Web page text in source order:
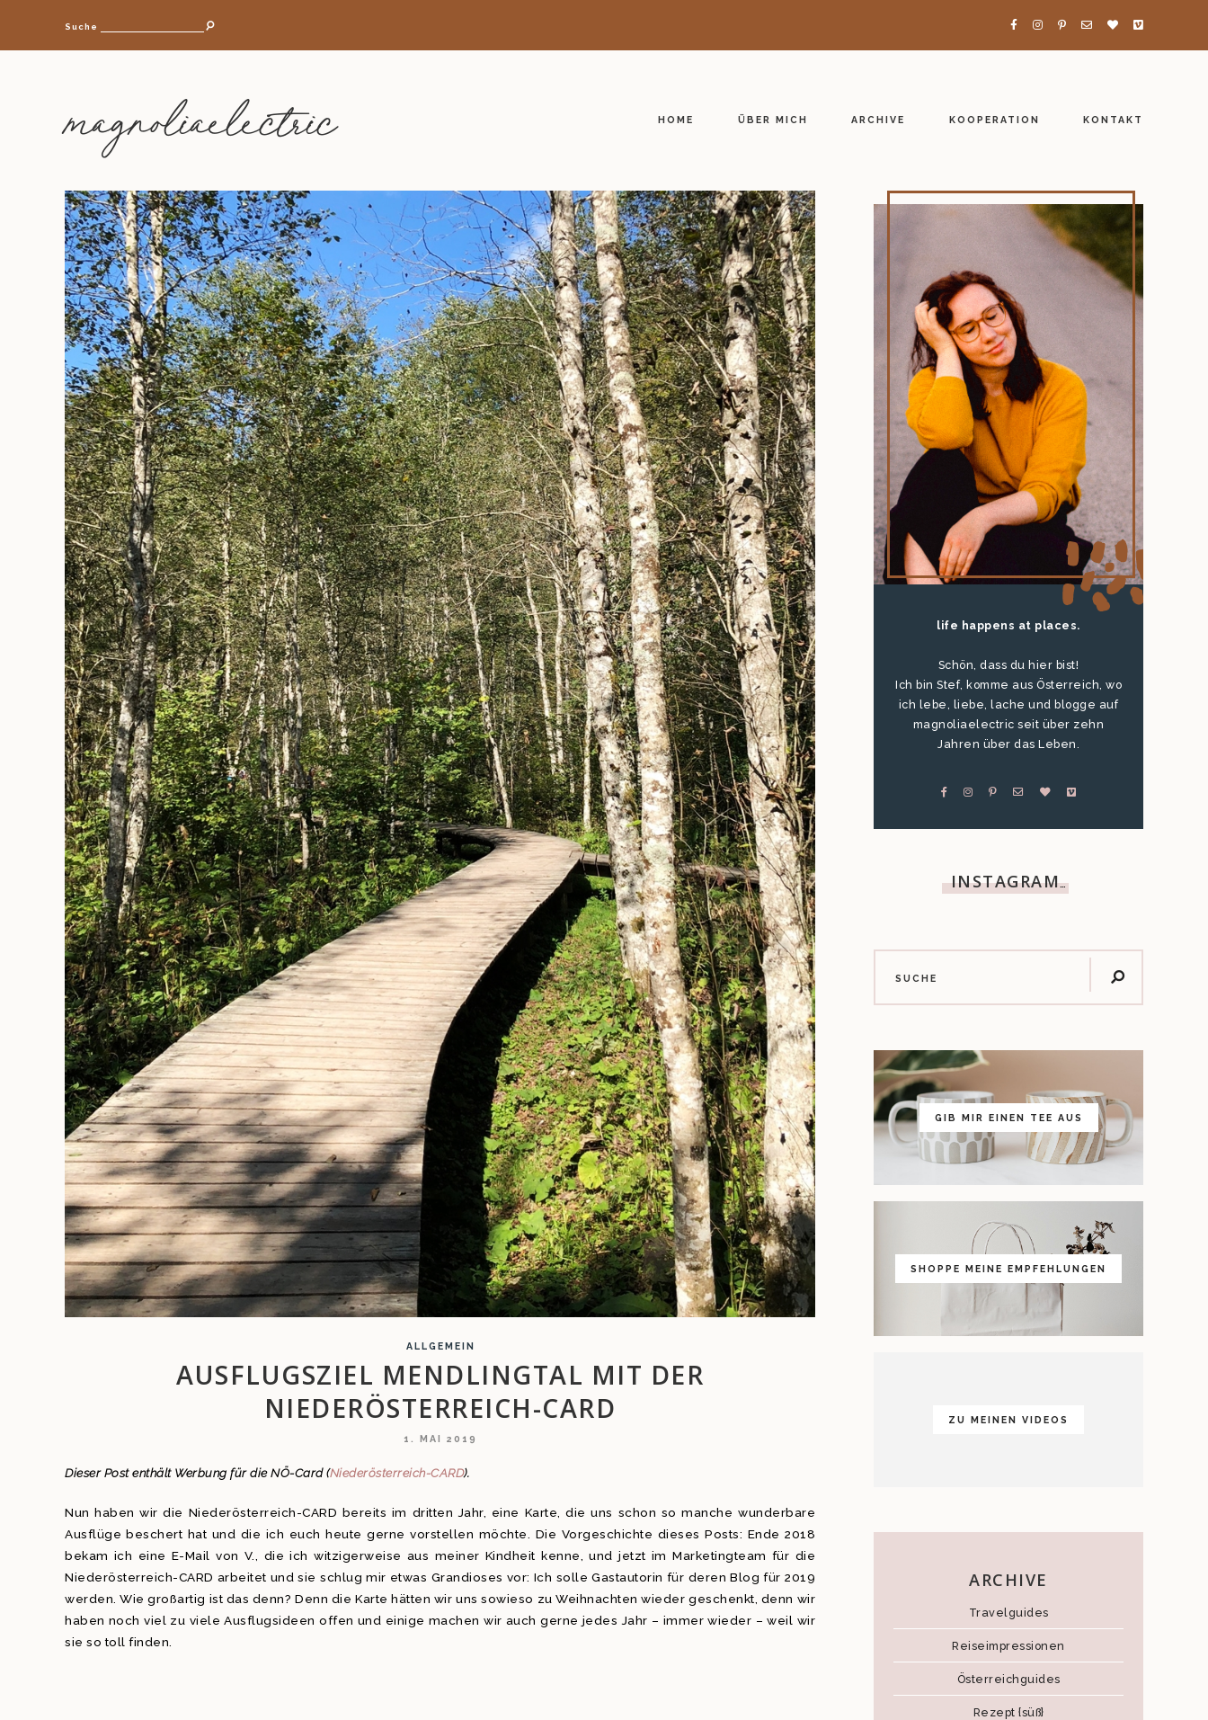
Suche
magnoliaelectric HOME ÜBER MICH ARCHIVE KOOPERATION KONTAKT
ALLGEMEIN
AUSFLUGSZIEL MENDLINGTAL MIT DER
NIEDERÖSTERREICH-CARD
1. MAI 2019
Dieser Post enthält Werbung für die NÖ-Card (Niederösterreich-CARD).
Nun haben wir die Niederösterreich-CARD bereits im dritten Jahr, eine Karte, die uns schon so manche wunderbare
Ausflüge beschert hat und die ich euch heute gerne vorstellen möchte. Die Vorgeschichte dieses Posts: Ende 2018
bekam ich eine E-Mail von V., die ich witzigerweise aus meiner Kindheit kenne, und jetzt im Marketingteam für die
Niederösterreich-CARD arbeitet und sie schlug mir etwas Grandioses vor: Ich solle Gastautorin für deren Blog für 2019
werden. Wie großartig ist das denn? Denn die Karte hätten wir uns sowieso zu Weihnachten wieder geschenkt, denn wir
haben noch viel zu viele Ausflugsideen offen und einige machen wir auch gerne jedes Jahr – immer wieder – weil wir
sie so toll finden.
life happens at places.
Schön, dass du hier bist!
Ich bin Stef, komme aus Österreich, wo
ich lebe, liebe, lache und blogge auf
magnoliaelectric seit über zehn
Jahren über das Leben.
INSTAGRAM…
GIB MIR EINEN TEE AUS
SHOPPE MEINE EMPFEHLUNGEN
ZU MEINEN VIDEOS
ARCHIVE
Travelguides
Reiseimpressionen
Österreichguides
Rezept {süß}